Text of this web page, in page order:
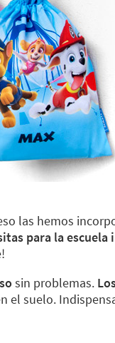
las hemos
para la
sin problemas.
el suelo.